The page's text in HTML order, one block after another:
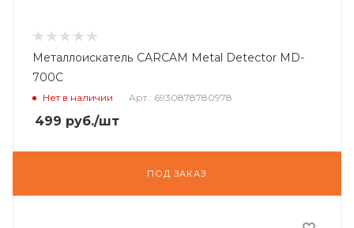
Металлоискатель CARCAM Metal Detector MD-
700C
Нет в наличии Арт.: 6930878780978
499 руб./шт
ПОД ЗАКАЗ